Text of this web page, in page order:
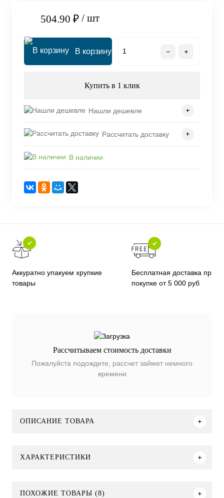
504.90 ₽ / шт
В корзину
Купить в 1 клик
Нашли дешевле
Рассчитать доставку
В наличии
Аккуратно упакуем хрупкие
товары
Бесплатная доставка при
покупке от 5 000 руб
Рассчитываем стоимость доставки
Пожалуйста подождите, рассчет займет немного
времени
ОПИСАНИЕ ТОВАРА
ХАРАКТЕРИСТИКИ
ПОХОЖИЕ ТОВАРЫ (8)